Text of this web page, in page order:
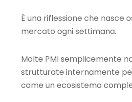
È una riflessione che nasce
mercato ogni settimana.
Molte PMI semplicemente
strutturate internamente
come un ecosistema